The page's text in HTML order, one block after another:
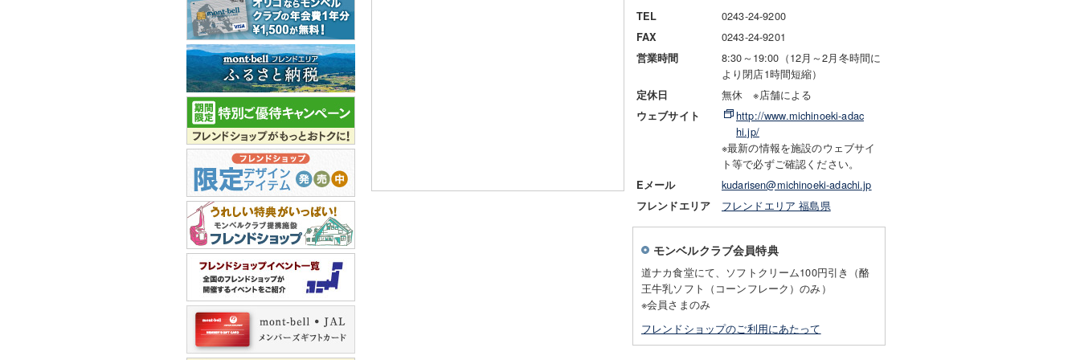
TEL 0243-24-9200
FAX 0243-24-9201
営業時間
8:30～19:00（12月～2月冬時間に
より閉店1時間短縮）
定休日 無休 ※店舗による
ウェブサイト
http://www.michinoeki-adac
hi.jp/
※最新の情報を施設のウェブサイ
ト等で必ずご確認ください。
Eメール kudarisen@michinoeki-adachi.jp
フレンドエリア フレンドエリア 福島県
モンベルクラブ会員特典
道ナカ食堂にて、ソフトクリーム100円引き（酪
王牛乳ソフト（コーンフレーク）のみ）
※会員さまのみ
フレンドショップのご利用にあたって